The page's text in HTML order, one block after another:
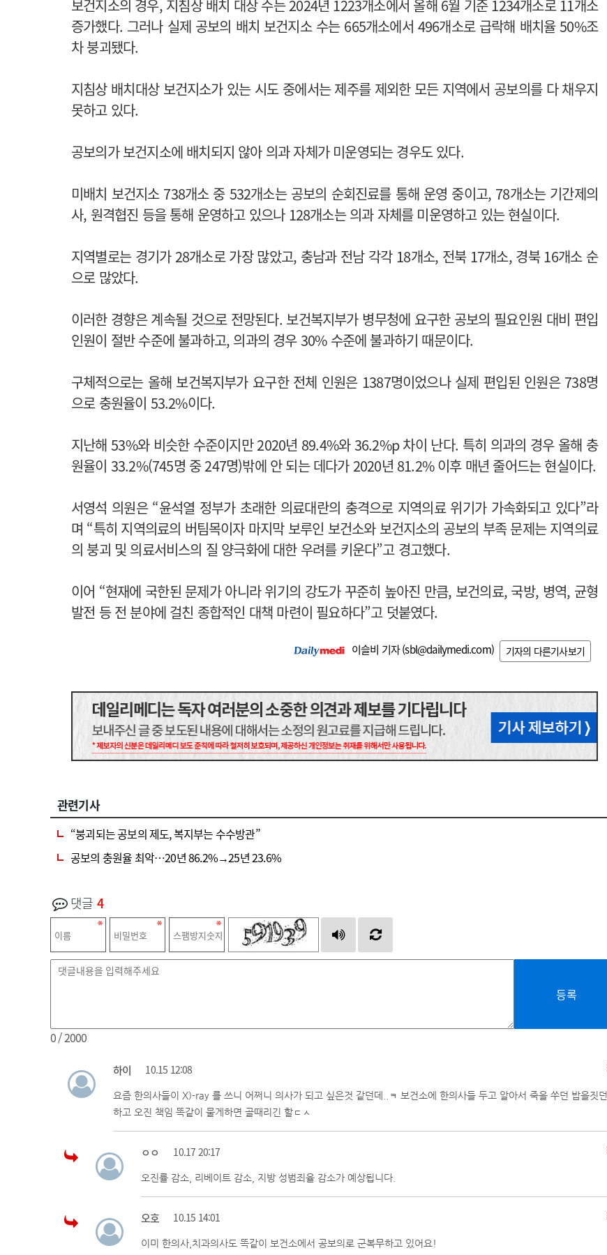
보건지소의 경우, 지침상 배치 대상 수는 2024년 1223개소에서 올해 6월 기준 1234개소로 11개소
증가했다. 그러나 실제 공보의 배치 보건지소 수는 665개소에서 496개소로 급락해 배치율 50%조
차 붕괴됐다.
지침상 배치대상 보건지소가 있는 시도 중에서는 제주를 제외한 모든 지역에서 공보의를 다 채우지
못하고 있다.
공보의가 보건지소에 배치되지 않아 의과 자체가 미운영되는 경우도 있다.
미배치 보건지소 738개소 중 532개소는 공보의 순회진료를 통해 운영 중이고, 78개소는 기간제의
사, 원격협진 등을 통해 운영하고 있으나 128개소는 의과 자체를 미운영하고 있는 현실이다.
지역별로는 경기가 28개소로 가장 많았고, 충남과 전남 각각 18개소, 전북 17개소, 경북 16개소 순
으로 많았다.
이러한 경향은 계속될 것으로 전망된다. 보건복지부가 병무청에 요구한 공보의 필요인원 대비 편입
인원이 절반 수준에 불과하고, 의과의 경우 30% 수준에 불과하기 때문이다.
구체적으로는 올해 보건복지부가 요구한 전체 인원은 1387명이었으나 실제 편입된 인원은 738명
으로 충원율이 53.2%이다.
지난해 53%와 비슷한 수준이지만 2020년 89.4%와 36.2%p 차이 난다. 특히 의과의 경우 올해 충
원율이 33.2%(745명 중 247명)밖에 안 되는 데다가 2020년 81.2% 이후 매년 줄어드는 현실이다.
서영석 의원은 “윤석열 정부가 초래한 의료대란의 충격으로 지역의료 위기가 가속화되고 있다”라
며 “특히 지역의료의 버팀목이자 마지막 보루인 보건소와 보건지소의 공보의 부족 문제는 지역의료
의 붕괴 및 의료서비스의 질 양극화에 대한 우려를 키운다”고 경고했다.
이어 “현재에 국한된 문제가 아니라 위기의 강도가 꾸준히 높아진 만큼, 보건의료, 국방, 병역, 균형
발전 등 전 분야에 걸친 종합적인 대책 마련이 필요하다”고 덧붙였다.
이슬비 기자 (sbl@dailymedi.com) 기자의 다른기사보기
관련기사
“붕괴되는 공보의 제도, 복지부는 수수방관”
공보의 충원율 최악…20년 86.2%→25년 23.6%
댓글 4
등록
0/ 2000
하이 10.15 12:08
요즘 한의사들이 X)-ray 를 쓰니 어쩌니 의사가 되고 싶은것 같던데..ㅋ 보건소에 한의사들 두고 알아서 죽을 쑤던 밥을짓던
하고 오진 책임 똑같이 물게하면 골때리긴 할ㄷㅅ
ㅇㅇ 10.17 20:17
오진률 감소, 리베이트 감소, 지방 성범죄율 감소가 예상됩니다.
오호 10.15 14:01
이미 한의사,치과의사도 똑같이 보건소에서 공보의로 군복무하고 있어요!